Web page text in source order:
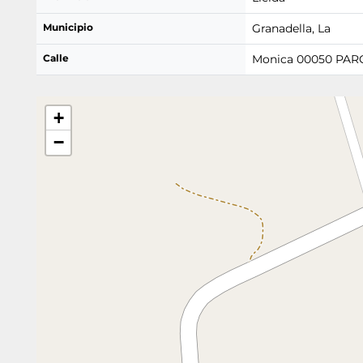
Municipio Granadella, La
Calle Monica 00050
+
−